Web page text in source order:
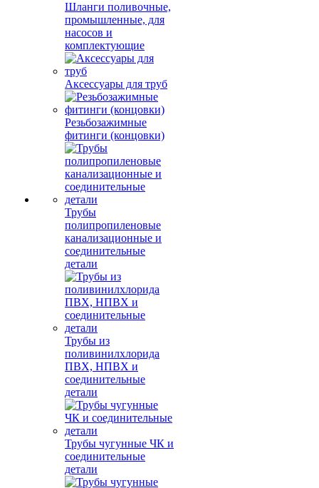
Шланги поливочные,
промышленные, для
насосов и
комплектующие
Аксессуары для труб
Резьбозажимные
фитинги (концовки)
Трубы
полипропиленовые
канализационные и
соединительные
детали
Трубы из
поливинилхлорида
ПВХ, НПВХ и
соединительные
детали
Трубы чугунные ЧК и
соединительные
детали